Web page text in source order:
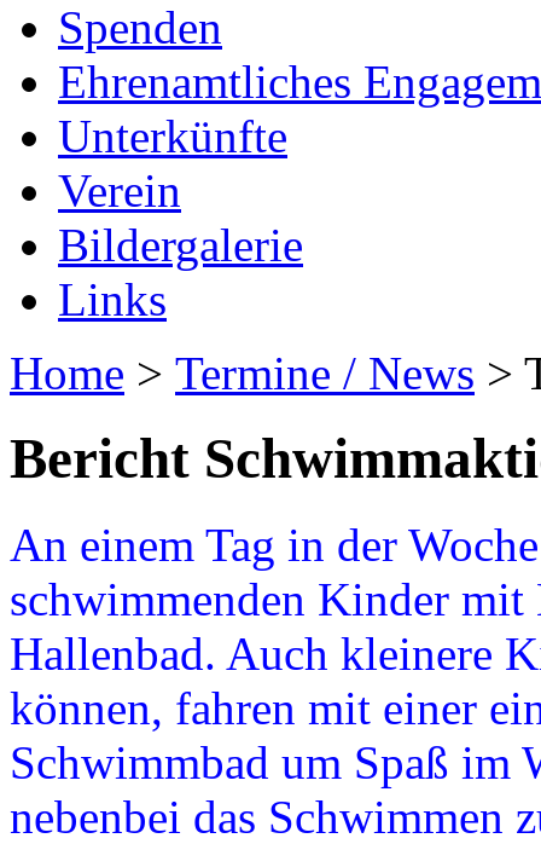
Spenden
Ehrenamtliches
Unterkünfte
Verein
Bildergalerie
Links
Home > Termine / News >
Bericht
An einem Tag in der
schwimmenden Kinder
Hallenbad. Auch kleinere
können, fahren mit einer
Schwimmbad um Spaß im
nebenbei das Schwimmen